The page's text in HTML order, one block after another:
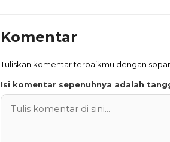
Komentar
Tuliskan komentar terbaikmu dengan
Isi komentar sepenuhnya adalah